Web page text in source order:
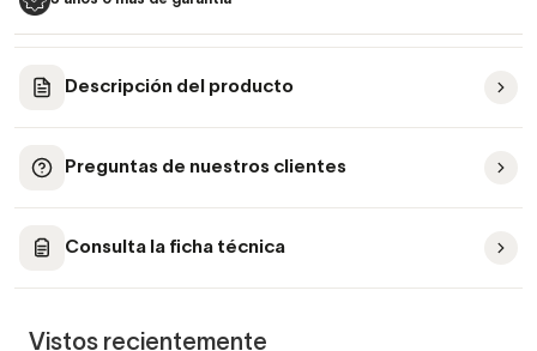
Descripción del producto
Preguntas de nuestros clientes
Consulta la ficha técnica
Vistos recientemente